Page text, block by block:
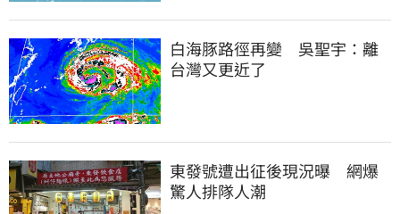
白海豚路徑再變　吳聖宇：離
台灣又更近了
東發號遭出征後現況曝　網爆
驚人排隊人潮